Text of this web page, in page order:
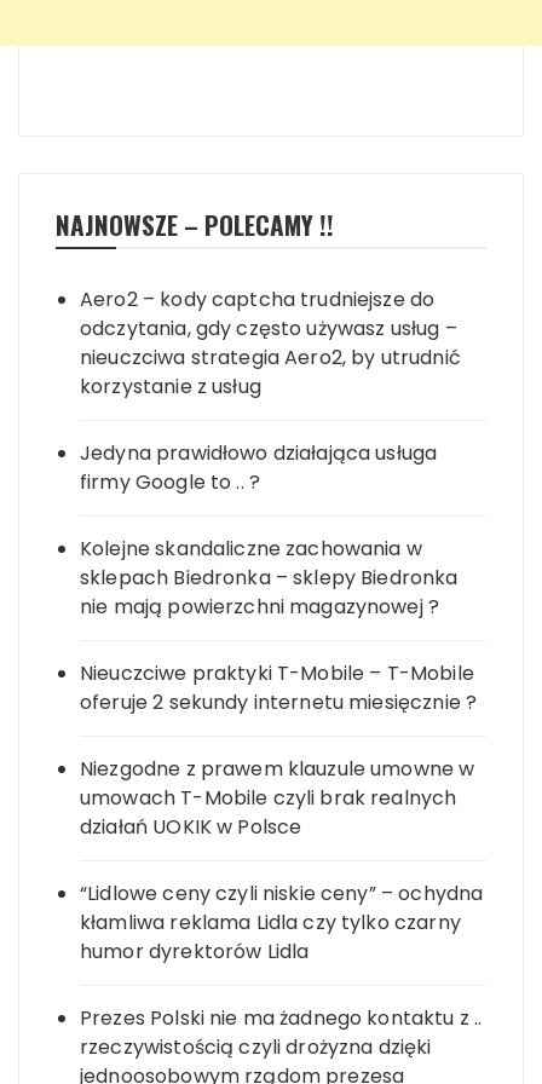
NAJNOWSZE – POLECAMY !!
Aero2 – kody captcha trudniejsze do
odczytania, gdy często używasz usług –
nieuczciwa strategia Aero2, by utrudnić
korzystanie z usług
Jedyna prawidłowo działająca usługa
firmy Google to .. ?
Kolejne skandaliczne zachowania w
sklepach Biedronka – sklepy Biedronka
nie mają powierzchni magazynowej ?
Nieuczciwe praktyki T-Mobile – T-Mobile
oferuje 2 sekundy internetu miesięcznie ?
Niezgodne z prawem klauzule umowne w
umowach T-Mobile czyli brak realnych
działań UOKIK w Polsce
“Lidlowe ceny czyli niskie ceny” – ochydna
kłamliwa reklama Lidla czy tylko czarny
humor dyrektorów Lidla
Prezes Polski nie ma żadnego kontaktu z ..
rzeczywistością czyli drożyzna dzięki
jednoosobowym rządom prezesa